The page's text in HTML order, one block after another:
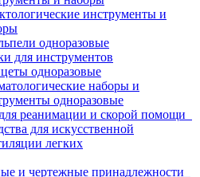
инструменты и
одноразовые
для инструментов
одноразовые
наборы и
одноразовые
реанимации и скорой помощи
для искусственной
легких
и чертежные принадлежности